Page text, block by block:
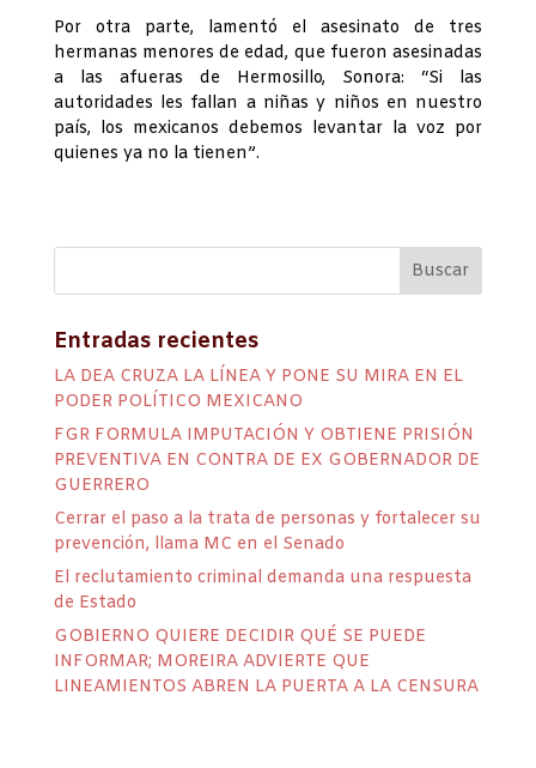
Por otra parte, lamentó el asesinato de tres
hermanas menores de edad, que fueron asesinadas
a las afueras de Hermosillo, Sonora: “Si las
autoridades les fallan a niñas y niños en nuestro
país, los mexicanos debemos levantar la voz por
quienes ya no la tienen”.
Entradas recientes
LA DEA CRUZA LA LÍNEA Y PONE SU MIRA EN EL
PODER POLÍTICO MEXICANO
FGR FORMULA IMPUTACIÓN Y OBTIENE PRISIÓN
PREVENTIVA EN CONTRA DE EX GOBERNADOR DE
GUERRERO
Cerrar el paso a la trata de personas y fortalecer su
prevención, llama MC en el Senado
El reclutamiento criminal demanda una respuesta
de Estado
GOBIERNO QUIERE DECIDIR QUÉ SE PUEDE
INFORMAR; MOREIRA ADVIERTE QUE
LINEAMIENTOS ABREN LA PUERTA A LA CENSURA